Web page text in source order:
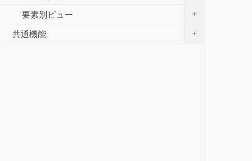
要素別ビュー +
共通機能 +